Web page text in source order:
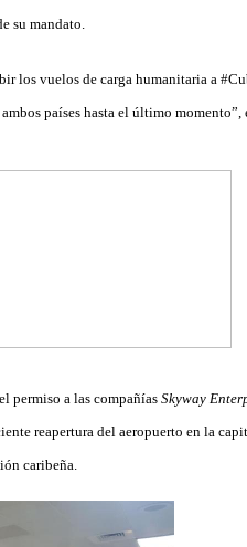
su mandato.
los vuelos de carga humanitaria a
países hasta el último
permiso a las compañías Skyway
reapertura del aeropuerto en la
caribeña.